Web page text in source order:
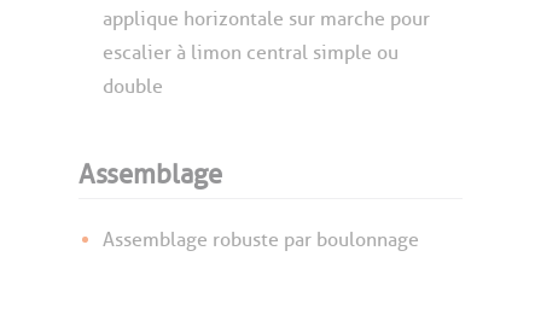
applique horizontale sur marche pour
escalier à limon central simple ou
double
Assemblage
Assemblage robuste par boulonnage